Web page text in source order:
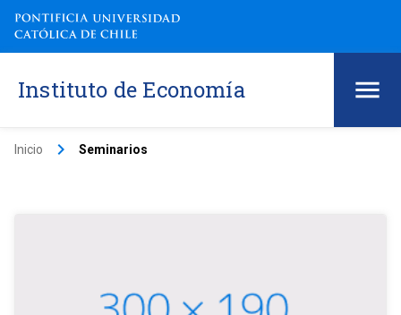
Instituto de Economía
Inicio keyboard_arrow_right Seminarios